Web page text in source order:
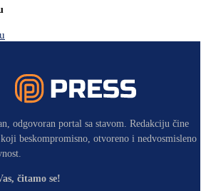
odgovoran portal sa stavom. Redakciju čine
beskompromisno, otvoreno i nedvosmisleno
čitamo se!